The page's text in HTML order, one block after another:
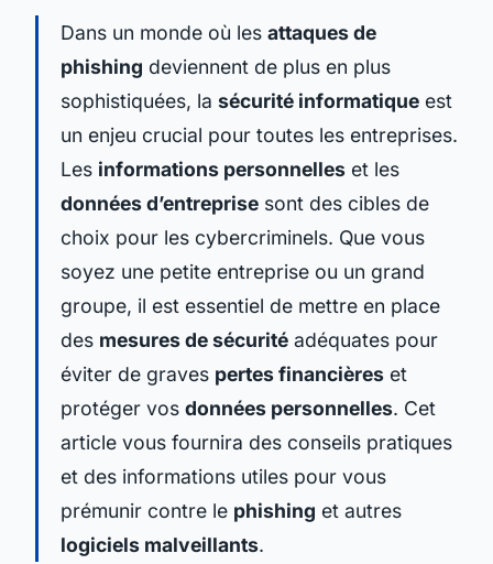
Dans un monde où les attaques de
phishing deviennent de plus en plus
sophistiquées, la sécurité informatique est
un enjeu crucial pour toutes les entreprises.
Les informations personnelles et les
données d’entreprise sont des cibles de
choix pour les cybercriminels. Que vous
soyez une petite entreprise ou un grand
groupe, il est essentiel de mettre en place
des mesures de sécurité adéquates pour
éviter de graves pertes financières et
protéger vos données personnelles. Cet
article vous fournira des conseils pratiques
et des informations utiles pour vous
prémunir contre le phishing et autres
logiciels malveillants.